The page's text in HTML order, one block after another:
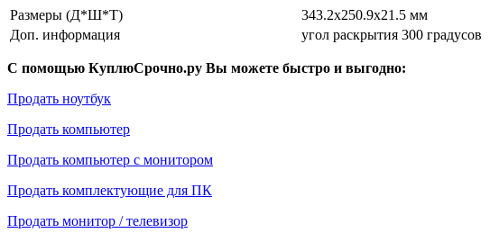
Размеры (Д*Ш*Т)
343.2x250.9x21.5 мм
Доп. информация
угол раскрытия 300 градусов
С помощью КуплюСрочно.ру Вы можете быстро и выгодно:
Продать ноутбук
Продать компьютер
Продать компьютер с монитором
Продать комплектующие для ПК
Продать монитор / телевизор